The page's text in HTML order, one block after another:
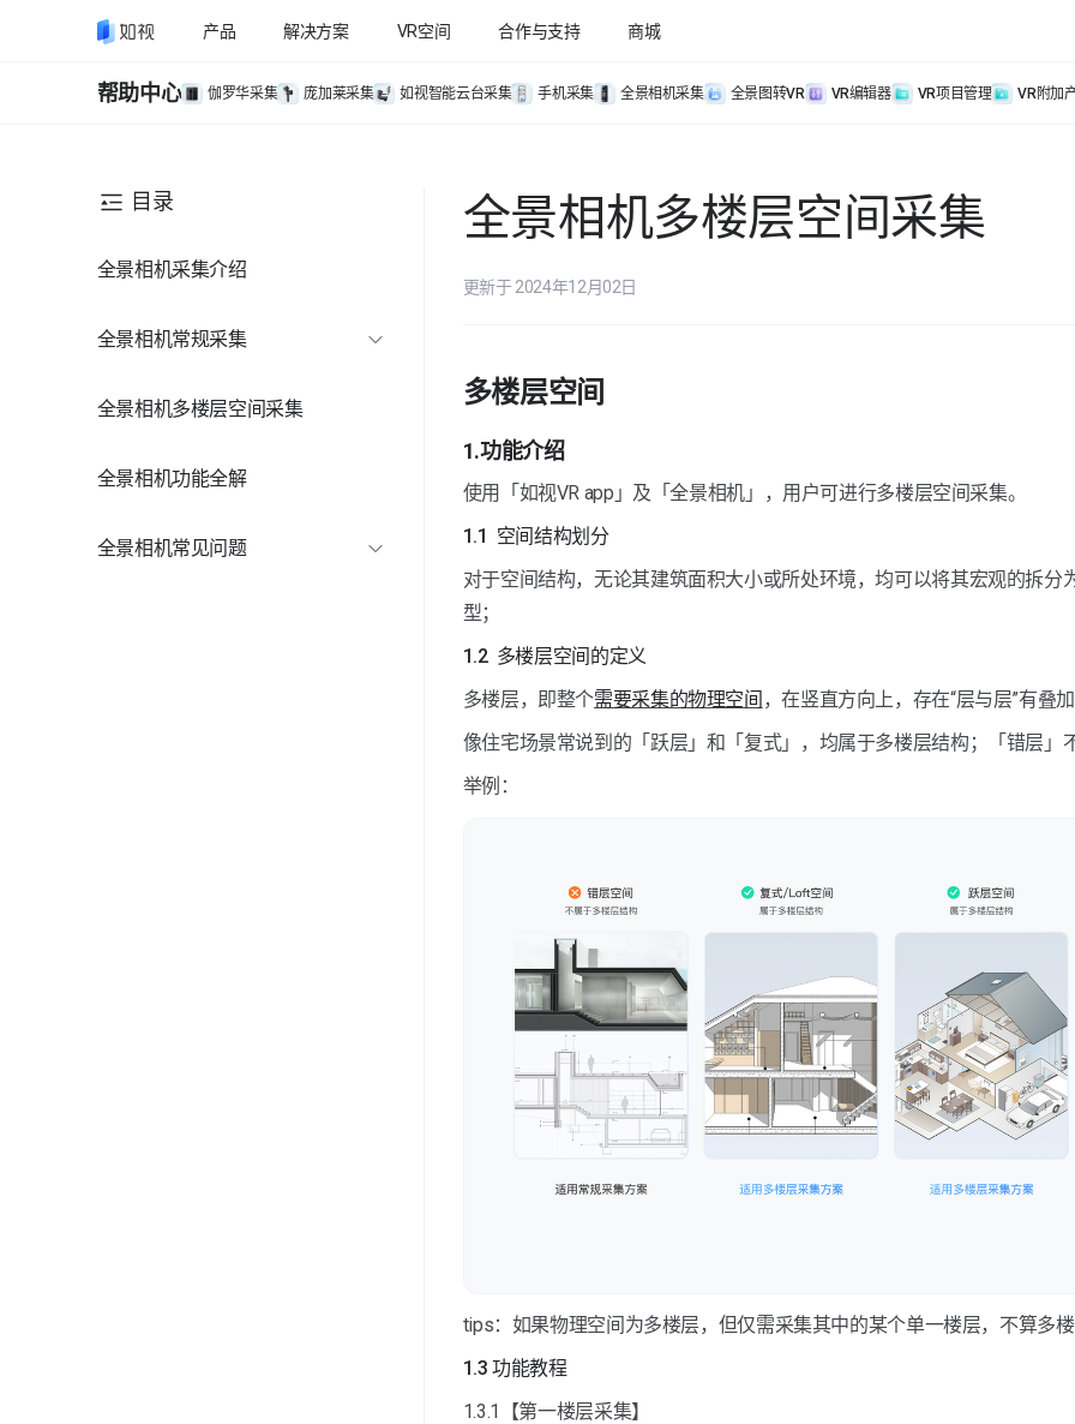
产品 解决方案 VR空间 合作与支持 商城
帮助中心 伽罗华采集 庞加莱采集 如视智能云台采集 手机采集 全景相机采集 全景图转VR VR编辑器 VR项目管理 VR附加
目录
全景相机采集介绍
全景相机常规采集
采集教程
全景相机多楼层空间采集
全景相机功能全解
全景相机常见问题
全景相机多楼层空间采集
更新于 2024年12月02日
多楼层空间
1.功能介绍
使用「如视VR app」及「全景相机」，用户可进行多楼层空间采集。
1.1  空间结构划分
对于空间结构，无论其建筑面积大小或所处环境，均可以将其宏观的拆分
型；
1.2  多楼层空间的定义
多楼层，即整个需要采集的物理空间 ，在竖直方向上，存在“层与层”有叠
像住宅场景常说到的「跃层」和「复式」，均属于多楼层结构；「错层」
举例：
tips：如果物理空间为多楼层，但仅需采集其中的某个单一楼层，不算多楼
1.3 功能教程
1.3.1【第一楼层采集】